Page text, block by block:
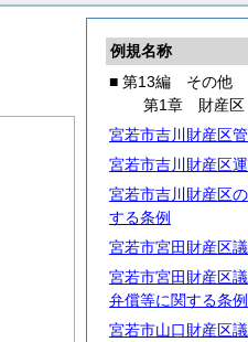
例規名称
■ 第13編 その他
第1章 財産区
宮若市吉川財産区
宮若市吉川財産区
宮若市吉川財産区
する条例
宮若市宮田財産区
宮若市宮田財産区
弁償等に関する条例
宮若市山口財産区